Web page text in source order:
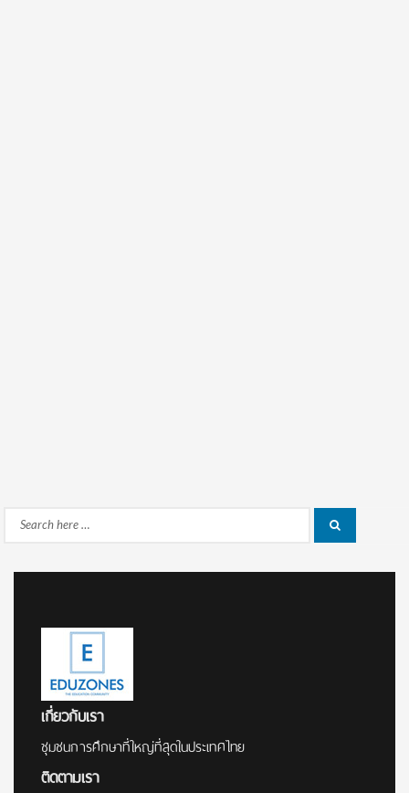
Search
เกี่ยวกับเรา
ชุมชนการศึกษาที่ใหญ่ที่สุดในประเทศไทย
ติดตามเรา